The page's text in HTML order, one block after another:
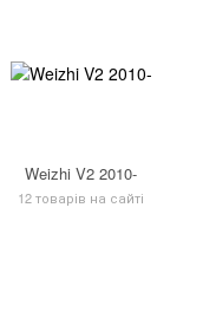
Weizhi V2 2010-
12 товарів на сайті